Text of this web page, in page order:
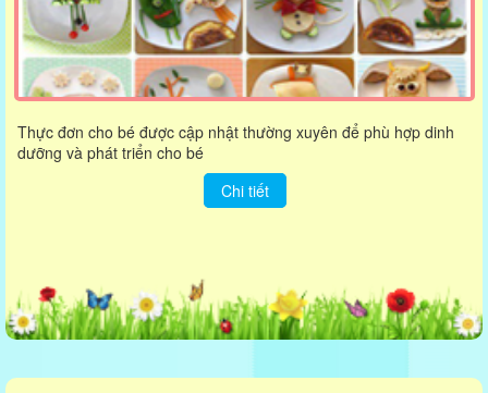
Thực đơn cho bé được cập nhật thường xuyên để phù hợp dinh
dưỡng và phát triển cho bé
Chi tiết